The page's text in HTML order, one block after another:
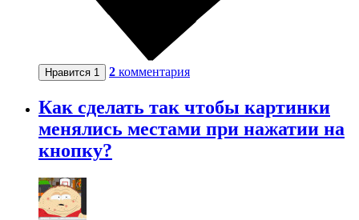
Нравится 1 2 комментария
Как сделать так чтобы картинки
менялись местами при нажатии на
кнопку?